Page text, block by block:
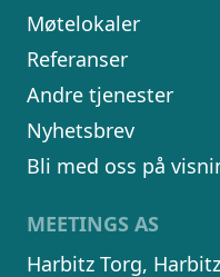
Møtelokaler
Referanser
Andre tjenester
Nyhetsbrev
Bli med oss på
MEETINGS AS
Harbitz Torg,